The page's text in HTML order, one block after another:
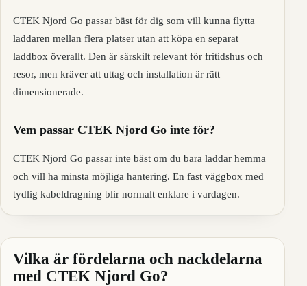
CTEK Njord Go passar bäst för dig som vill kunna flytta
laddaren mellan flera platser utan att köpa en separat
laddbox överallt. Den är särskilt relevant för fritidshus och
resor, men kräver att uttag och installation är rätt
dimensionerade.
Vem passar CTEK Njord Go inte för?
CTEK Njord Go passar inte bäst om du bara laddar hemma
och vill ha minsta möjliga hantering. En fast väggbox med
tydlig kabeldragning blir normalt enklare i vardagen.
Vilka är fördelarna och nackdelarna
med CTEK Njord Go?